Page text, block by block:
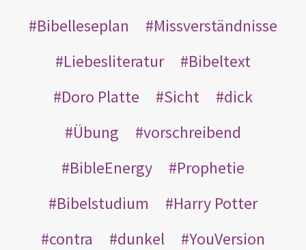
Bibelleseplan
Missverständnisse
Liebesliteratur
Bibeltext
Doro Platte
Sicht
dick
Übung
vorschreibend
BibleEnergy
Prophetie
Bibelstudium
Harry Potter
contra
dunkel
YouVersion